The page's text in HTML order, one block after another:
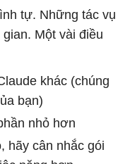
tự. Những tác vụ
Một vài điều
khác (chúng
bạn)
nhỏ hơn
hãy cân nhắc gói